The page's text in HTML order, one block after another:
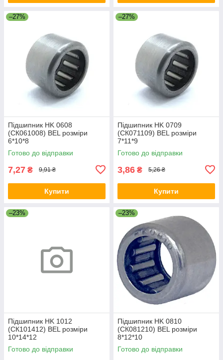
–27%
Підшипник HK 0608
(СК061008) BEL розміри
6*10*8
Готово до відправки
7,27 ₴ 9,91 ₴
Купити
–27%
Підшипник HK 0709
(СК071109) BEL розміри
7*11*9
Готово до відправки
3,86 ₴ 5,26 ₴
Купити
–23%
Підшипник HK 1012
(СК101412) BEL розміри
10*14*12
Готово до відправки
–23%
Підшипник HK 0810
(СК081210) BEL розміри
8*12*10
Готово до відправки